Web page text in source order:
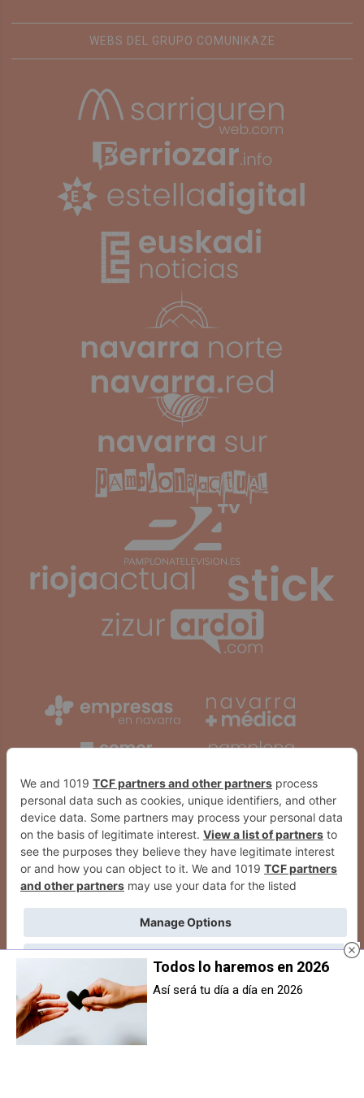
WEBS DEL GRUPO COMUNIKAZE
Berriozar programa dos sesiones
para presentar el nuevo comedor
comunitario para mayores
Todos lo haremos en 2026
Así será tu día a día en 2026